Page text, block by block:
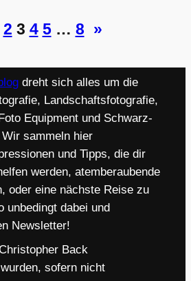
2 3 4 5 … 8 »
dreht sich alles um die
Landschaftsfotografie,
Equipment und Schwarz-
sammeln hier
und Tipps, die dir
werden, atemberaubende
oder eine nächste Reise zu
unbedingt dabei und
Newsletter!
Back
sofern nicht